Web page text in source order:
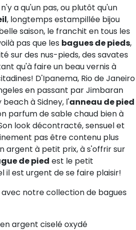
a qu'un pas, ou plutôt qu'un
, longtemps estampillée bijou
saison, le franchit en tous les
pas que les bagues de pieds,
sur des nus-pieds, des savates
qu'à faire un beau vernis à
D'Ipanema, Rio de Janeiro
en passant par Jimbaran
beach à Sidney, l'anneau de pied
parfum de sable chaud bien à
look décontracté, sensuel et
pas être contenu plus
argent à petit prix, à s'offrir sur
de pied est le petit
il est urgent de se faire plaisir!
avec notre collection de bagues